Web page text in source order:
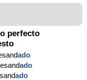
perfecto
ado
ado
ado